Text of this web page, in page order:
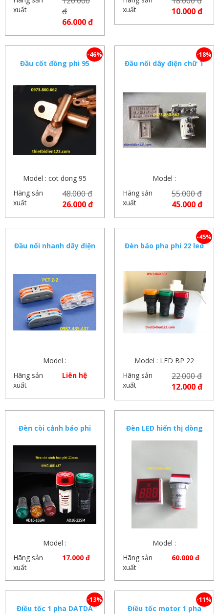
xuất
đ
66.000 đ
xuất
10.000 đ
Đầu cốt đồng phi 95
Model : cot dong 95
Hãng sản
xuất
48.000 đ
26.000 đ
-46%
Đầu nối dây điện chữ T
nhôm
Model :
Hãng sản
xuất
55.000 đ
45.000 đ
-18%
Đầu nối nhanh dây điện
Model :
Hãng sản
xuất
Liên hệ
Đèn báo pha phi 22 led
Model : LED BP 22
Hãng sản
xuất
22.000 đ
12.000 đ
-45%
Đèn còi cảnh báo phi
còi hú 220vac
Model :
Hãng sản
xuất
17.000 đ
Đèn LED hiển thị dòng
Model :
Hãng sản
xuất
60.000 đ
Điều tốc 1 pha DATDA
-13%
Điều tốc motor 1 pha
-11%